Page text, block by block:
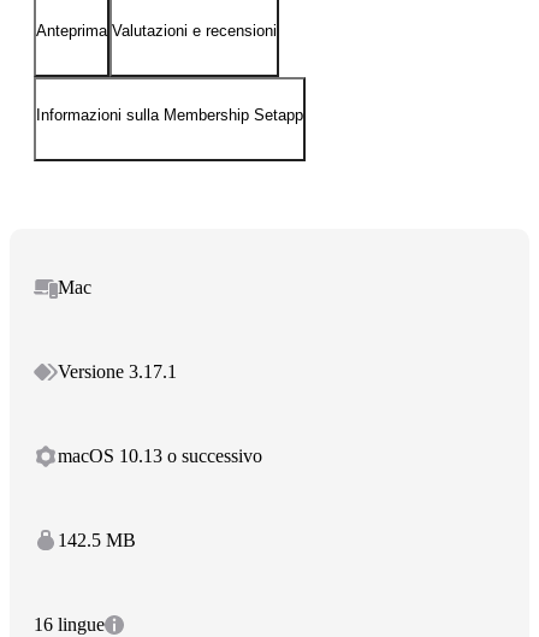
Anteprima Valutazioni e recensioni
Informazioni sulla Membership Setapp
Mac
Versione 3.17.1
macOS 10.13 o successivo
142.5 MB
16 lingue